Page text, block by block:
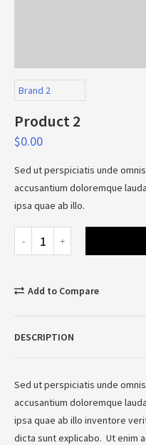
Brand 2
Product 2
$0.00
Sed ut perspiciatis unde
accusantium doloremque
ipsa quae ab illo.
Add to Compare
DESCRIPTION
Sed ut perspiciatis unde
accusantium doloremque
ipsa quae ab illo inventore
dicta sunt explicabo. Ut enim